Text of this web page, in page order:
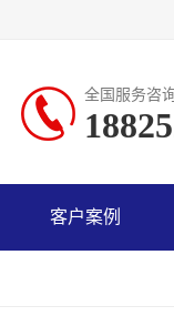
全国服务咨
客户案例